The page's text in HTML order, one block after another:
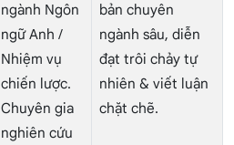
ngành Ngôn
ngữ Anh /
Nhiệm vụ
chiến lược.
Chuyên gia
nghiên cứu
bản chuyên
ngành sâu, diễn
đạt trôi chảy tự
nhiên & viết luận
chặt chẽ.